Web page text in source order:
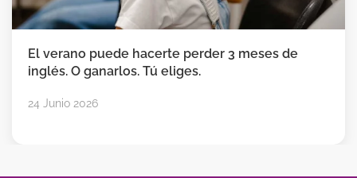
El verano puede hacerte perder 3 meses de
inglés. O ganarlos. Tú eliges.
24 Junio 2026